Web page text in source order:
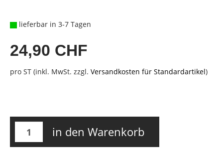
lieferbar in 3-7 Tagen
24,90 CHF
pro ST (inkl. MwSt. zzgl. Versandkosten für Standardartikel)
in den Warenkorb